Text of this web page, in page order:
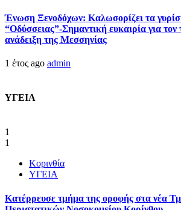
Ένωση Ξενοδόχων: Καλωσορίζει τα
“Οδύσσειας”-Σημαντική ευκαιρία για τον
ανάδειξη της Μεσσηνίας
1 έτος ago admin
ΥΓΕΙΑ
1
1
Κορινθία
ΥΓΕΙΑ
Kατέρρευσε τμήμα της οροφής στα νέα